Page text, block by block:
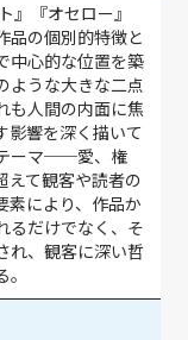
『オセロー』
品の個別的特徴と
中心的な位置を築
ような大きな二点
も人間の内面に焦
影響を深く描いて
ーマ──愛、権
て観客や読者の
素により、作品か
るだけでなく、そ
れ、観客に深い哲